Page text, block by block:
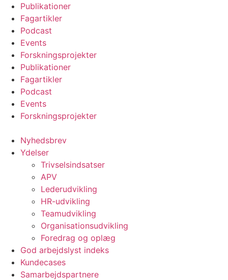
Videre
indhold
Publikationer
Fagartikler
Podcast
Events
Forskningsprojekter
Publikationer
Fagartikler
Podcast
Events
Forskningsprojekter
Nyhedsbrev
Ydelser
Trivselsindsatser
APV
Lederudvikling
HR-udvikling
Teamudvikling
Organisationsudvikling
Foredrag og oplæg
God arbejdslyst indeks
Kundecases
Samarbejdspartnere